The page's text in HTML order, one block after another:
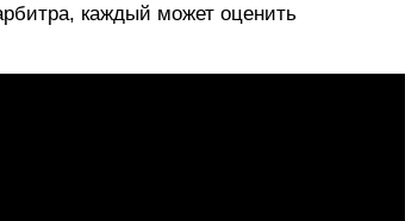
каждый может оценить